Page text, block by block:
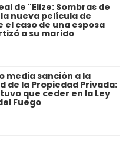
de "Elize: Sombras de
nueva película de
el caso de una esposa
a su marido
media sanción a la
de la Propiedad Privada:
que ceder en la Ley
Fuego